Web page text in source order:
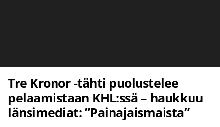
Tre Kronor -tähti puolustelee
pelaamistaan KHL:ssä – haukkuu
länsimediat: ”Painajaismaista”